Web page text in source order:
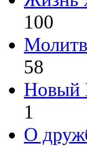
100
58
Новый
1
О